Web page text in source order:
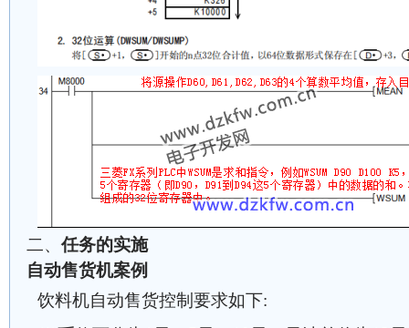
二、任务的实施
自动售货机案例
饮料机自动售货控制要求如下: